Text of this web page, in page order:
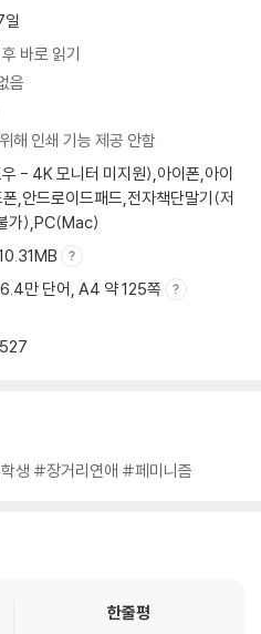
일
바로 읽기
음
해 인쇄 기능 제공 안함
- 4K 모니터 미지원),아이폰,아이
,안드로이드패드,전자책단말기(저
가),PC(Mac)
만 단어, A4 약 125쪽
생 #장거리연애 #페미니즘
한줄평